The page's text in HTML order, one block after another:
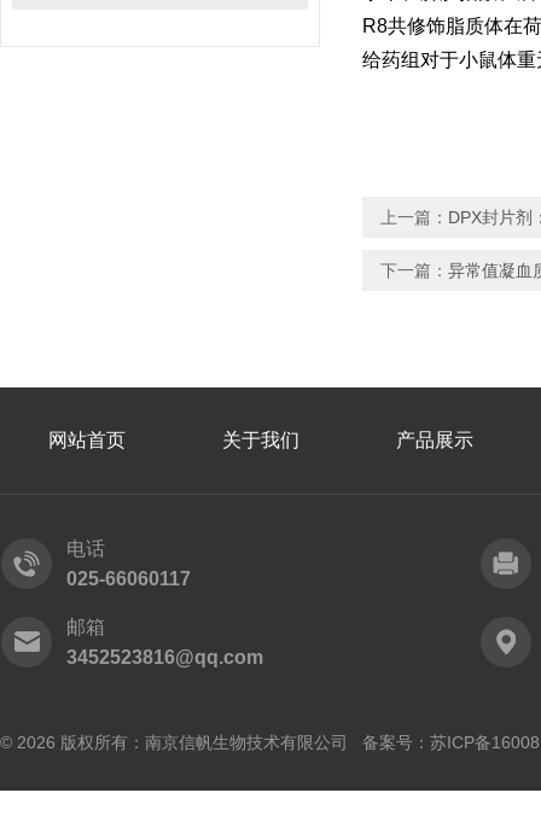
R8共修饰脂质体在
给药组对于小鼠体
上一篇： DPX封片剂
下一篇： 异常值凝血
网站首页 关于我们 产品展示
电话
025-66060117
邮箱
3452523816@qq.com
© 2026 版权所有：南京信帆生物技术有限公司 备案号： 苏ICP备